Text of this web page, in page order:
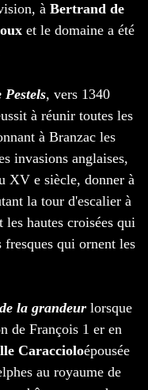
à Bertrand de
et le domaine a été
, vers 1340
à réunir toutes les
à Branzac les
invasions anglaises,
XV e siècle, donner à
la tour d'escalier à
les hautes croisées qui
qui ornent les
la grandeur lorsque
de François 1 er en
Caraccioloépousée
au royaume de